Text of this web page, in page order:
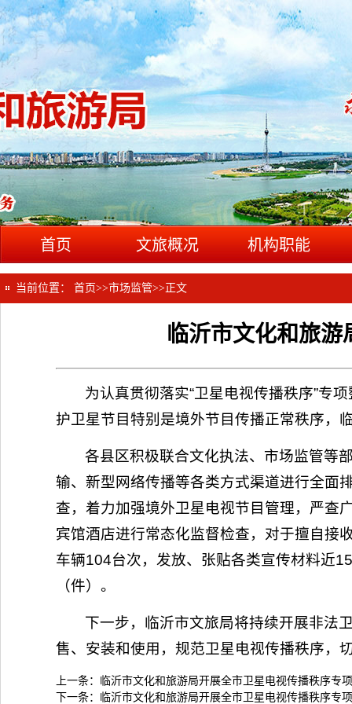
首页 文旅概况 机构职能
当前位置： 首页>>市场监管>> 正文
临沂市文化和旅
为认真贯彻落实“卫星电视传播秩序”专
护卫星节目特别是境外节目传播正常秩序，
各县区积极联合文化执法、市场监管等
输、新型网络传播等各类方式渠道进行全面
查，着力加强境外卫星电视节目管理，严查
宾馆酒店进行常态化监督检查，对于擅自接
车辆104台次，发放、张贴各类宣传材料近
（件）。
下一步，临沂市文旅局将持续开展非法
售、安装和使用，规范卫星电视传播秩序，
上一条： 临沂市文化和旅游局开展全市卫星电视传播秩序专
下一条： 临沂市文化和旅游局开展全市卫星电视传播秩序专